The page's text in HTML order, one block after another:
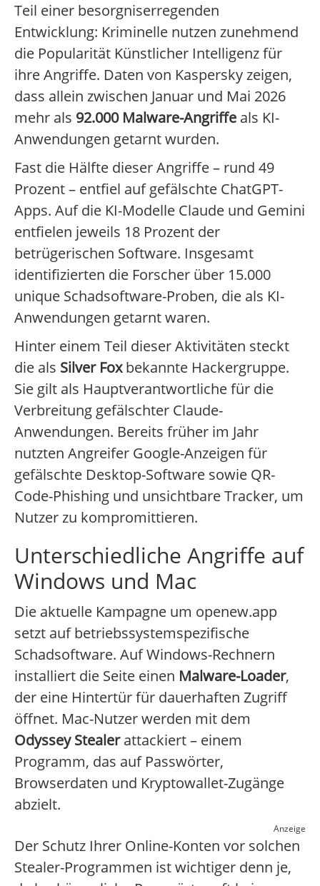
Teil einer besorgniserregenden
Entwicklung: Kriminelle nutzen zunehmend
die Popularität Künstlicher Intelligenz für
ihre Angriffe. Daten von Kaspersky zeigen,
dass allein zwischen Januar und Mai 2026
mehr als 92.000 Malware-Angriffe als KI-
Anwendungen getarnt wurden.
Fast die Hälfte dieser Angriffe – rund 49
Prozent – entfiel auf gefälschte ChatGPT-
Apps. Auf die KI-Modelle Claude und Gemini
entfielen jeweils 18 Prozent der
betrügerischen Software. Insgesamt
identifizierten die Forscher über 15.000
unique Schadsoftware-Proben, die als KI-
Anwendungen getarnt waren.
Hinter einem Teil dieser Aktivitäten steckt
die als Silver Foxbekannte Hackergruppe.
Sie gilt als Hauptverantwortliche für die
Verbreitung gefälschter Claude-
Anwendungen. Bereits früher im Jahr
nutzten Angreifer Google-Anzeigen für
gefälschte Desktop-Software sowie QR-
Code-Phishing und unsichtbare Tracker, um
Nutzer zu kompromittieren.
Unterschiedliche Angriffe auf
Windows und Mac
Die aktuelle Kampagne um openew.app
setzt auf betriebssystemspezifische
Schadsoftware. Auf Windows-Rechnern
installiert die Seite einen Malware-Loader,
der eine Hintertür für dauerhaften Zugriff
öffnet. Mac-Nutzer werden mit dem
Odyssey Stealerattackiert – einem
Programm, das auf Passwörter,
Browserdaten und Kryptowallet-Zugänge
abzielt.
Anzeige
Der Schutz Ihrer Online-Konten vor solchen
Stealer-Programmen ist wichtiger denn je,